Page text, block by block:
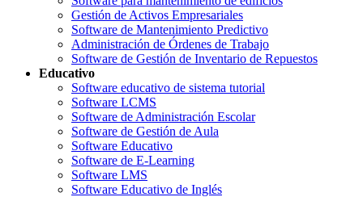
Gestión de Activos Empresariales
Software de Mantenimiento Predictivo
Administración de Órdenes de Trabajo
Software de Gestión de Inventario de Repuestos
Educativo
Software educativo de sistema tutorial
Software LCMS
Software de Administración Escolar
Software de Gestión de Aula
Software Educativo
Software de E-Learning
Software LMS
Software Educativo de Inglés